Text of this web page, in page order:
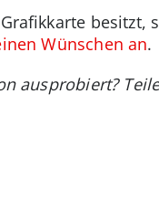
besitzt,
Wünschen an.
ausprobiert?